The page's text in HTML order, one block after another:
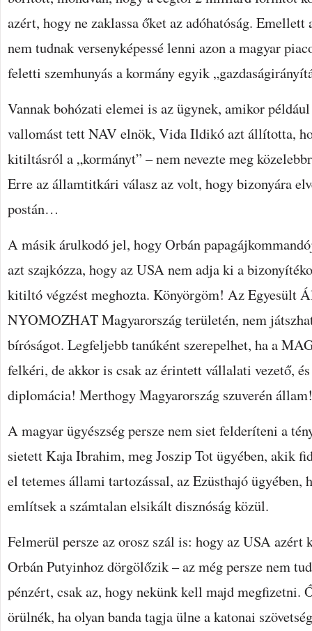
azért, hogy ne zaklassa őket az adóhatóság.
nem tudnak versenyképessé lenni azon a magyar
feletti szemhunyás a kormány egyik
Vannak bohózati elemei is az ügynek, amikor
vallomást tett NAV elnök, Vida Ildikó azt állította,
kitiltásról a „kormányt” – nem nevezte meg
Erre az államtitkári válasz az volt, hogy bizonyára
postán…
A másik árulkodó jel, hogy Orbán
azt szajkózza, hogy az USA nem adja ki a
kitiltó végzést meghozta. Könyörgöm! Az Egyesült
NYOMOZHAT Magyarország területén, nem
bíróságot. Legfeljebb tanúként szerepelhet, ha a
felkéri, de akkor is csak az érintett vállalati vezető,
diplomácia! Merthogy Magyarország szuverén
A magyar ügyészség persze nem siet felderíteni a
sietett Kaja Ibrahim, meg Joszip Tot ügyében, akik
el tetemes állami tartozással, az Ezüsthajó ügyében,
említsek a számtalan elsikált disznóság közül.
Felmerül persze az orosz szál is: hogy az USA azért
Orbán Putyinhoz dörgölőzik – az még persze nem
pénzért, csak az, hogy nekünk kell majd megfizetni.
örülnék, ha olyan banda tagja ülne a katonai